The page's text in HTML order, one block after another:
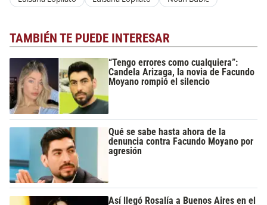
TAMBIÉN TE PUEDE INTERESAR
“Tengo errores como cualquiera”:
Candela Arizaga, la novia de Facundo
Moyano rompió el silencio
Qué se sabe hasta ahora de la
denuncia contra Facundo Moyano por
agresión
Así llegó Rosalía a Buenos Aires en el